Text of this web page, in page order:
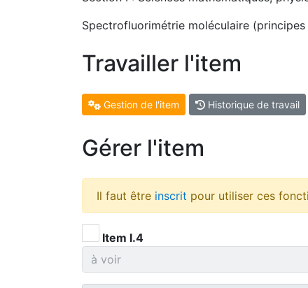
Spectrofluorimétrie moléculaire
Travailler l'item
Gestion de l'item Historique de travail
Gérer l'item
Il faut être inscrit pour utiliser ces
Item I.4